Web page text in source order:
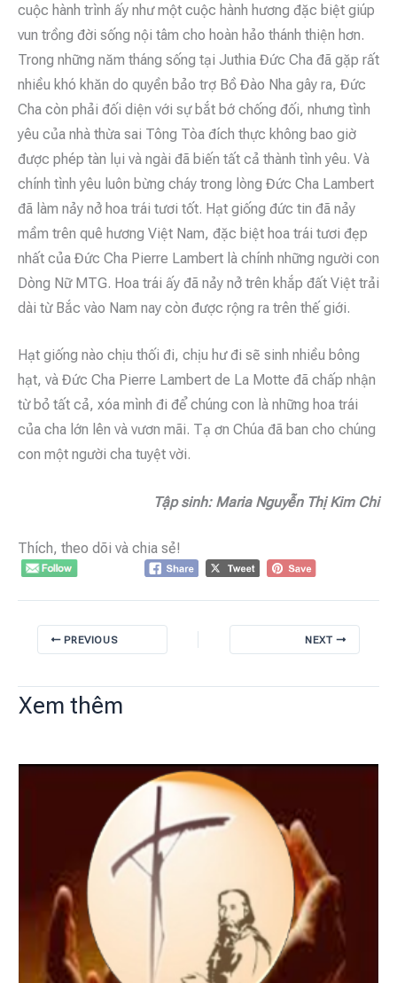
cuộc hành trình ấy như một cuộc hành hương đặc biệt giúp
vun trồng đời sống nội tâm cho hoàn hảo thánh thiện hơn.
Trong những năm tháng sống tại Juthia Đức Cha đã gặp rất
nhiều khó khăn do quyền bảo trợ Bồ Đào Nha gây ra, Đức
Cha còn phải đối diện với sự bắt bớ chống đối, nhưng tình
yêu của nhà thừa sai Tông Tòa đích thực không bao giờ
được phép tàn lụi và ngài đã biến tất cả thành tình yêu. Và
chính tình yêu luôn bừng cháy trong lòng Đức Cha Lambert
đã làm nảy nở hoa trái tươi tốt. Hạt giống đức tin đã nảy
mầm trên quê hương Việt Nam, đặc biệt hoa trái tươi đẹp
nhất của Đức Cha Pierre Lambert là chính những người con
Dòng Nữ MTG. Hoa trái ấy đã nảy nở trên khắp đất Việt trải
dài từ Bắc vào Nam nay còn được rộng ra trên thế giới.
Hạt giống nào chịu thối đi, chịu hư đi sẽ sinh nhiều bông
hạt, và Đức Cha Pierre Lambert de La Motte đã chấp nhận
từ bỏ tất cả, xóa mình đi để chúng con là những hoa trái
của cha lớn lên và vươn mãi. Tạ ơn Chúa đã ban cho chúng
con một người cha tuyệt vời.
Tập sinh: Maria Nguyễn Thị Kim Chi
Thích, theo dõi và chia sẻ!
PREVIOUS NEXT
Xem thêm